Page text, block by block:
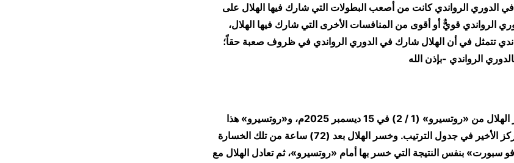
في الدوري الرواندي كانت من أصعب البطولات التي شارك فيها الهلال على
الرواندي قويٌّ أو أقوى من المنافسات الأخرى التي شارك فيها الهلال،
تتمثل في أن الهلال شارك في الدوري الرواندي في ظروف صعبة حقاً؛
الرواندي -بإذن الله
​في الدوري الرواندي خسر الهلال من «روتسيرو» (1 / 2) في 15 ديسمبر 2025م، و«روتسيرو» هذا
-للمعلومة- يحتل الآن المركز الأخير في جدول الترتيب. وخسر الهلال بعد (72) ساعة من تلك الخسارة
سبورت» بنفس النتيجة التي خسر بها أمام «روتسيرو»، ثم تعادل الهلال مع